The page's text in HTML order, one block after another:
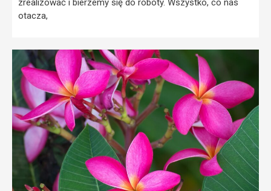
zrealizować i bierzemy się do roboty. Wszystko, co nas
otacza,